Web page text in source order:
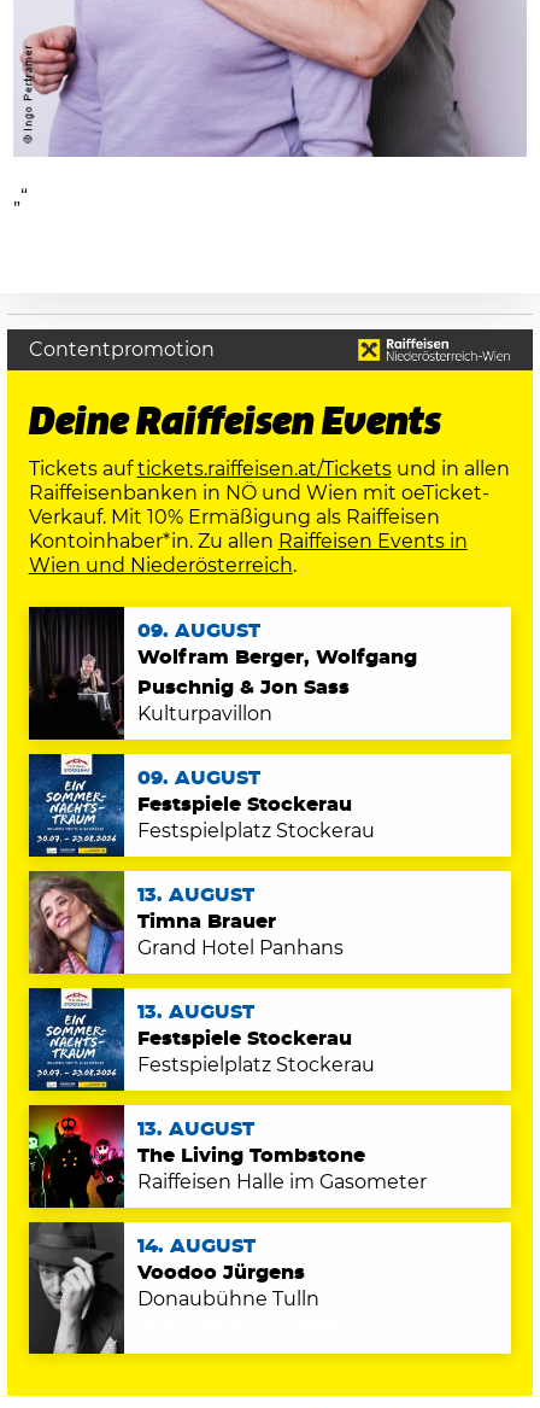
„“
Contentpromotion
Deine Raiffeisen Events
Tickets auftickets.raiffeisen.at/Ticketsund in allen
Raiffeisenbanken in NÖ und Wien mit oeTicket-
Verkauf. Mit 10% Ermäßigung als Raiffeisen
Kontoinhaber*in. Zu allen Raiffeisen Events in
Wien und Niederösterreich.
09. AUGUST
Wolfram Berger, Wolfgang
Puschnig & Jon Sass
Kulturpavillon
09. AUGUST
Festspiele Stockerau
Festspielplatz Stockerau
13. AUGUST
Timna Brauer
Grand Hotel Panhans
13. AUGUST
Festspiele Stockerau
Festspielplatz Stockerau
13. AUGUST
The Living Tombstone
Raiffeisen Halle im Gasometer
14. AUGUST
Voodoo Jürgens
Donaubühne Tulln